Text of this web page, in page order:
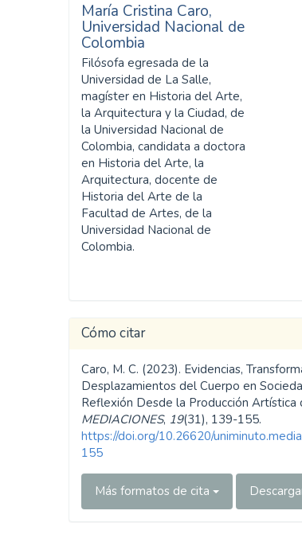
María Cristina Caro,
Universidad Nacional de
Colombia
Filósofa egresada de la
Universidad de La Salle,
magíster en Historia del Arte,
la Arquitectura y la Ciudad, de
la Universidad Nacional de
Colombia, candidata a doctora
en Historia del Arte, la
Arquitectura, docente de
Historia del Arte de la
Facultad de Artes, de la
Universidad Nacional de
Colombia.
Cómo citar
Caro, M. C. (2023). Evidencias,
Desplazamientos del Cuerpo en
Reflexión Desde la Producción Artística
MEDIACIONES, 19(31), 139-155.
https://doi.org/10.26620/
155
Más formatos de cita